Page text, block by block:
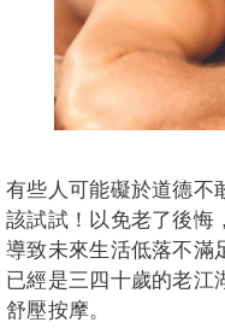
有些人可能礙於道德不
該試試！以免老了後悔
導致未來生活低落不滿
已經是三四十歲的老江
舒壓按摩。